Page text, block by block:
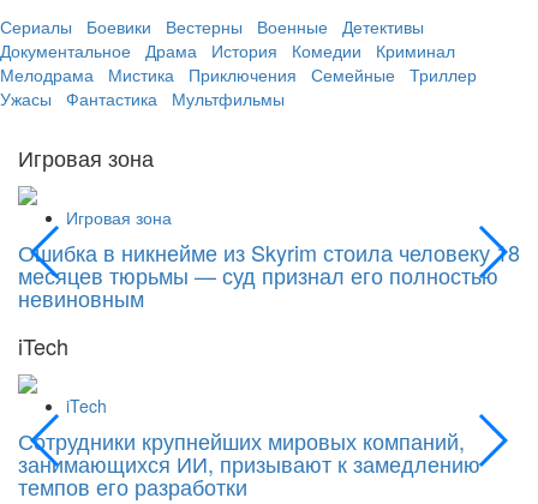
Сериалы Боевики Вестерны Военные
Детективы
Документальное
Драма История Комедии
Криминал
Мелодрама
Мистика Приключения Семейные Триллер
Ужасы
Фантастика Мультфильмы
Игровая зона
Игровая зона
Ошибка в никнейме из Skyrim стоила человеку 18
месяцев тюрьмы — суд признал его полностью
невиновным
iTech
iTech
Сотрудники крупнейших мировых компаний,
занимающихся ИИ, призывают к замедлению
темпов его разработки